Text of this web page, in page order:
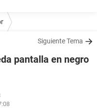
Siguiente Tema
pantalla en negro